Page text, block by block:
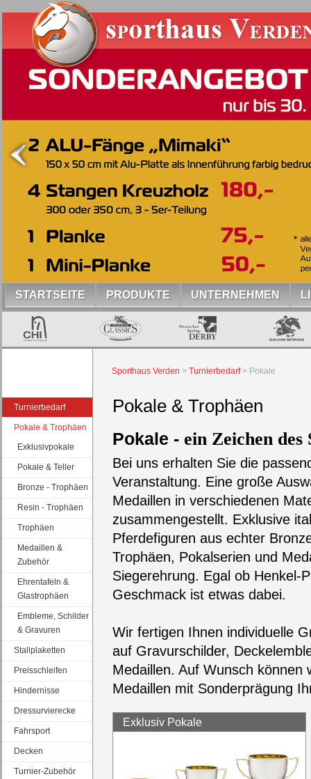
STARTSEITE PRODUKTE UNTERNEHMEN
Turnierbedarf
Pokale & Trophäen
Exklusivpokale
Pokale & Teller
Bronze - Trophäen
Resin - Trophäen
Trophäen
Medaillen &
Zubehör
Ehrentafeln &
Glastrophäen
Embleme, Schilder
& Gravuren
Stallplaketten
Preisschleifen
Hindernisse
Dressurvierecke
Fahrsport
Decken
Turnier-Zubehör
Sporthaus Verden > Turnierbedarf> Pokale
Pokale & Trophäen
Pokale - ein Zeichen des
Bei uns erhalten Sie die
Veranstaltung. Eine große
Medaillen in verschiedenen
zusammengestellt. Exklusive
Pferdefiguren aus echter
Trophäen, Pokalserien und
Siegerehrung. Egal ob Henkel-
Geschmack ist etwas dabei.
Wir fertigen Ihnen individuelle
auf Gravurschilder,
Medaillen. Auf Wunsch können
Medaillen mit Sonderprägung
Exklusiv Pokale